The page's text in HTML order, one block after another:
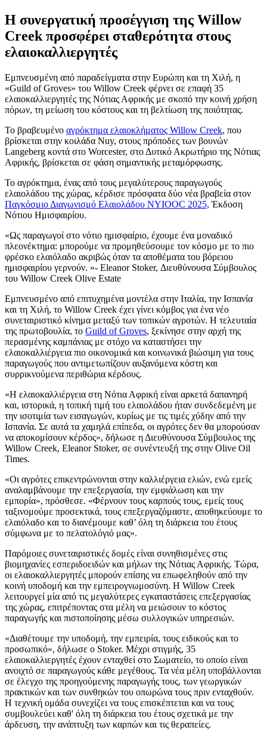
Η συνεργατική προσέγγιση της Willow
Creek προσφέρει σταθερότητα στους
ελαιοκαλλιεργητές
Εμπνευσμένη από παραδείγματα στην Ευρώπη και τη Χιλή, η
«Guild of Groves» του Willow Creek φέρνει σε επαφή 35
ελαιοκαλλιεργητές της Νότιας Αφρικής με σκοπό την κοινή χρήση
πόρων, τη μείωση του κόστους και τη βελτίωση της ποιότητας.
Το βραβευμένο αγρόκτημα ελαιοκλήματος Willow Creek, που
βρίσκεται στην κοιλάδα Nuy, στους πρόποδες των βουνών
Langeberg κοντά στο Worcester, στο Δυτικό Ακρωτήριο της Νότιας
Αφρικής, βρίσκεται σε φάση σημαντικής μεταμόρφωσης.
Το αγρόκτημα, ένας από τους μεγαλύτερους παραγωγούς
ελαιολάδου της χώρας, κέρδισε πρόσφατα δύο νέα βραβεία στον
Παγκόσμιο Διαγωνισμό Ελαιολάδου NYIOOC 2025, Έκδοση
Νότιου Ημισφαιρίου.
Ως παραγωγοί στο νότιο ημισφαίριο, έχουμε ένα μοναδικό
πλεονέκτημα: μπορούμε να προμηθεύσουμε τον κόσμο με το πιο
φρέσκο ελαιόλαδο ακριβώς όταν τα αποθέματα του βόρειου
ημισφαιρίου γερνούν.
- Eleanor Stoker, Διευθύνουσα Σύμβουλος
του Willow Creek Olive Estate
Εμπνευσμένο από επιτυχημένα μοντέλα στην Ιταλία, την Ισπανία
και τη Χιλή, το Willow Creek έχει γίνει κόμβος για ένα νέο
συνεταιριστικό κίνημα μεταξύ των τοπικών αγροτών. Η τελευταία
της πρωτοβουλία, το Guild of Groves, ξεκίνησε στην αρχή της
περασμένης καμπάνιας με στόχο να καταστήσει την
ελαιοκαλλιέργεια πιο οικονομικά και κοινωνικά βιώσιμη για τους
παραγωγούς που αντιμετωπίζουν αυξανόμενα κόστη και
συρρικνούμενα περιθώρια κέρδους.
«Η ελαιοκαλλιέργεια στη Νότια Αφρική είναι αρκετά δαπανηρή
και, ιστορικά, η τοπική τιμή του ελαιολάδου ήταν συνδεδεμένη με
την ισοτιμία των εισαγωγών, κυρίως με τις τιμές χύδην από την
Ισπανία. Σε αυτά τα χαμηλά επίπεδα, οι αγρότες δεν θα μπορούσαν
να αποκομίσουν κέρδος», δήλωσε η Διευθύνουσα Σύμβουλος της
Willow Creek, Eleanor Stoker, σε συνέντευξή της στην Olive Oil
Times.
«Οι αγρότες επικεντρώνονται στην καλλιέργεια ελιών, ενώ εμείς
αναλαμβάνουμε την επεξεργασία, την εμφιάλωση και την
εμπορία», πρόσθεσε. «Φέρνουν τους καρπούς τους, εμείς τους
ταξινομούμε προσεκτικά, τους επεξεργαζόμαστε, αποθηκεύουμε το
ελαιόλαδο και το διανέμουμε καθ’ όλη τη διάρκεια του έτους
σύμφωνα με το πελατολόγιό μας».
Παρόμοιες συνεταιριστικές δομές είναι συνηθισμένες στις
βιομηχανίες εσπεριδοειδών και μήλων της Νότιας Αφρικής. Τώρα,
οι ελαιοκαλλιεργητές μπορούν επίσης να επωφεληθούν από την
κοινή υποδομή και την εμπειρογνωμοσύνη. Η Willow Creek
λειτουργεί μία από τις μεγαλύτερες εγκαταστάσεις επεξεργασίας
της χώρας, επιτρέποντας στα μέλη να μειώσουν το κόστος
παραγωγής και πιστοποίησης μέσω συλλογικών υπηρεσιών.
«Διαθέτουμε την υποδομή, την εμπειρία, τους ειδικούς και το
προσωπικό», δήλωσε ο Stoker. Μέχρι στιγμής, 35
ελαιοκαλλιεργητές έχουν ενταχθεί στο Σωματείο, το οποίο είναι
ανοιχτό σε παραγωγούς κάθε μεγέθους. Τα νέα μέλη υποβάλλονται
σε έλεγχο της προηγούμενης παραγωγής τους, των γεωργικών
πρακτικών και των συνθηκών του οπωρώνα τους πριν ενταχθούν.
Η τεχνική ομάδα συνεχίζει να τους επισκέπτεται και να τους
συμβουλεύει καθ' όλη τη διάρκεια του έτους σχετικά με την
άρδευση, την ανάπτυξη των καρπών και τις θεραπείες.